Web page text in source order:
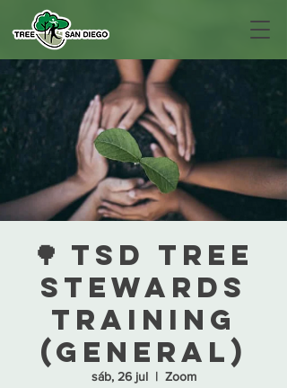
🌳 TSD Tree
Stewards
Training
(General)
sáb, 26 jul
  |
Zoom